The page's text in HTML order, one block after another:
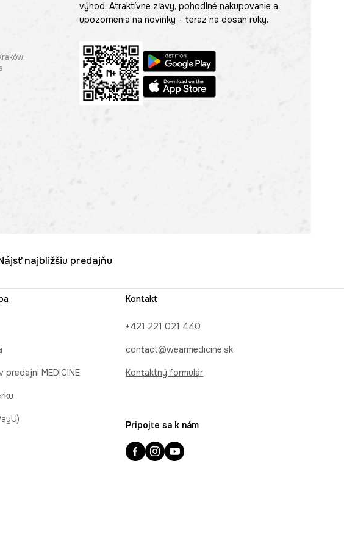
výhod. Atraktívne zľavy, pohodlné nakupovanie a
upozornenia na novinky – teraz na dosah ruky.
najbližšiu predajňu
MEDICINE
Kontakt
+421 221 021 440
contact@wearmedicine.sk
Kontaktný formulár
Pripojte sa k nám